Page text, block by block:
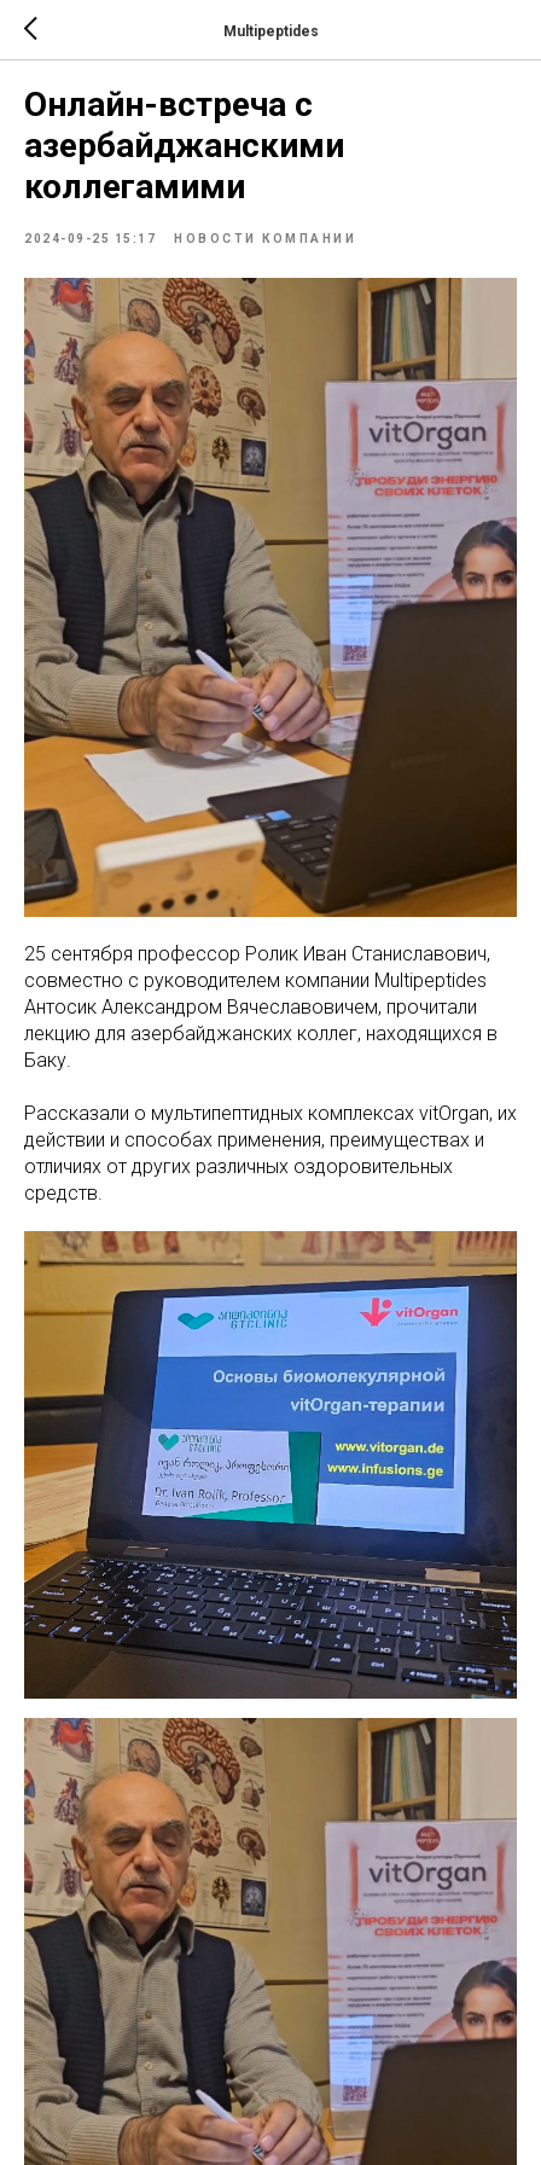
Multipeptides
Онлайн-встреча с
азербайджанскими
коллегамими
2024-09-25 15:17 НОВОСТИ КОМПАНИИ
25 сентября профессор Ролик Иван Станиславович,
совместно с руководителем компании Multipeptides
Антосик Александром Вячеславовичем, прочитали
лекцию для азербайджанских коллег, находящихся в
Баку.
Рассказали о мультипептидных комплексах vitOrgan, их
действии и способах применения, преимуществах и
отличиях от других различных оздоровительных
средств.